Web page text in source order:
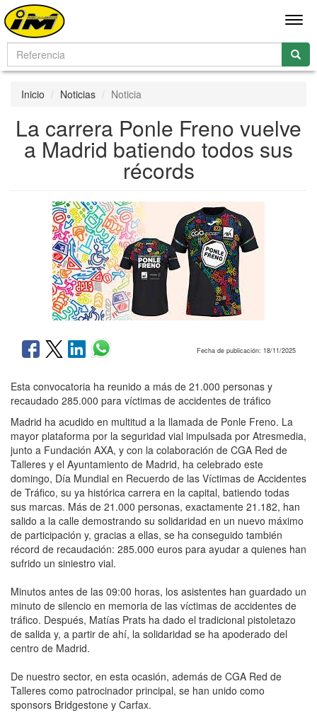
Inicio Noticias Noticia
La carrera Ponle Freno vuelve
a Madrid batiendo todos sus
récords
Fecha de publicación: 18/11/2025
Esta convocatoria ha reunido a más de 21.000 personas y
recaudado 285.000 para víctimas de accidentes de tráfico
Madrid ha acudido en multitud a la llamada de Ponle Freno. La
mayor plataforma por la seguridad vial impulsada por Atresmedia,
junto a Fundación AXA, y con la colaboración de CGA Red de
Talleres y el Ayuntamiento de Madrid, ha celebrado este
domingo, Día Mundial en Recuerdo de las Víctimas de Accidentes
de Tráfico, su ya histórica carrera en la capital, batiendo todas
sus marcas. Más de 21.000 personas, exactamente 21.182, han
salido a la calle demostrando su solidaridad en un nuevo máximo
de participación y, gracias a ellas, se ha conseguido también
récord de recaudación: 285.000 euros para ayudar a quienes han
sufrido un siniestro vial.
Minutos antes de las 09:00 horas, los asistentes han guardado un
minuto de silencio en memoria de las víctimas de accidentes de
tráfico. Después, Matías Prats ha dado el tradicional pistoletazo
de salida y, a partir de ahí, la solidaridad se ha apoderado del
centro de Madrid.
De nuestro sector, en esta ocasión, además de CGA Red de
Talleres como patrocinador principal, se han unido como
sponsors Bridgestone y Carfax.